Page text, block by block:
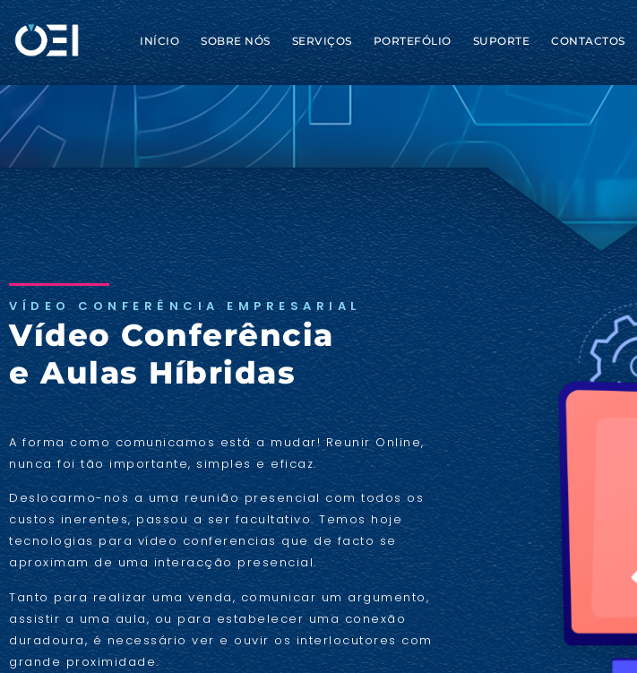
INÍCIO SOBRE NÓS SERVIÇOS PORTEFÓLIO SUPORTE CONTACTOS
VÍDEO CONFERÊNCIA EMPRESARIAL
Vídeo Conferência
e Aulas Híbridas
A forma como comunicamos está a mudar! Reunir Online,
nunca foi tão importante, simples e eficaz.
Deslocarmo-nos a uma reunião presencial com todos os
custos inerentes, passou a ser facultativo. Temos hoje
tecnologias para vídeo conferencias que de facto se
aproximam de uma interacção presencial.
Tanto para realizar uma venda, comunicar um argumento,
assistir a uma aula, ou para estabelecer uma conexão
duradoura, é necessário ver e ouvir os interlocutores com
grande proximidade.